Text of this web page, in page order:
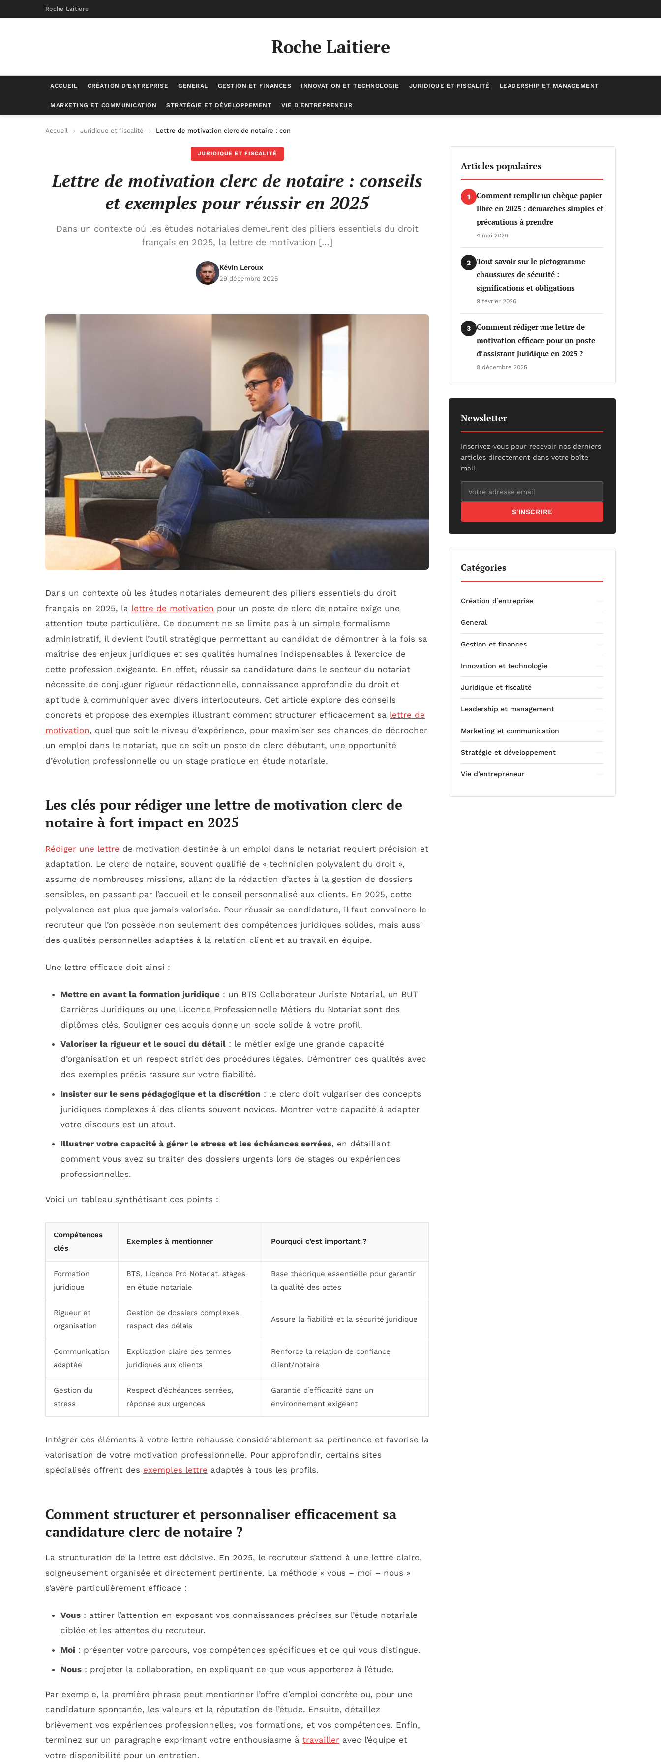
Roche Laitiere
Roche Laitiere
ACCUEIL CRÉATION D’ENTREPRISE GENERAL GESTION ET FINANCES INNOVATION ET TECHNOLOGIE JURIDIQUE ET FISCALITÉ LEADERSHIP ET MANAGEMENT
MARKETING ET COMMUNICATION STRATÉGIE ET DÉVELOPPEMENT VIE D’ENTREPRENEUR
Accueil Juridique et fiscalité Lettre de motivation clerc de notaire : conseils et exemples pour réussir en 2025
JURIDIQUE ET FISCALITÉ
Lettre de motivation clerc de notaire : conseils
et exemples pour réussir en 2025
Dans un contexte où les études notariales demeurent des piliers essentiels du droit
français en 2025, la lettre de motivation […]
Kévin Leroux
29 décembre 2025
Dans un contexte où les études notariales demeurent des piliers essentiels du droit
français en 2025, la lettre de motivation pour un poste de clerc de notaire exige une
attention toute particulière. Ce document ne se limite pas à un simple formalisme
administratif, il devient l’outil stratégique permettant au candidat de démontrer à la fois sa
maîtrise des enjeux juridiques et ses qualités humaines indispensables à l’exercice de
cette profession exigeante. En effet, réussir sa candidature dans le secteur du notariat
nécessite de conjuguer rigueur rédactionnelle, connaissance approfondie du droit et
aptitude à communiquer avec divers interlocuteurs. Cet article explore des conseils
concrets et propose des exemples illustrant comment structurer efficacement sa lettre de
motivation, quel que soit le niveau d’expérience, pour maximiser ses chances de décrocher
un emploi dans le notariat, que ce soit un poste de clerc débutant, une opportunité
d’évolution professionnelle ou un stage pratique en étude notariale.
Les clés pour rédiger une lettre de motivation clerc de
notaire à fort impact en 2025
Rédiger une lettre de motivation destinée à un emploi dans le notariat requiert précision et
adaptation. Le clerc de notaire, souvent qualifié de « technicien polyvalent du droit »,
assume de nombreuses missions, allant de la rédaction d’actes à la gestion de dossiers
sensibles, en passant par l’accueil et le conseil personnalisé aux clients. En 2025, cette
polyvalence est plus que jamais valorisée. Pour réussir sa candidature, il faut convaincre le
recruteur que l’on possède non seulement des compétences juridiques solides, mais aussi
des qualités personnelles adaptées à la relation client et au travail en équipe.
Une lettre efficace doit ainsi :
Mettre en avant la formation juridique: un BTS Collaborateur Juriste Notarial, un BUT
Carrières Juridiques ou une Licence Professionnelle Métiers du Notariat sont des
diplômes clés. Souligner ces acquis donne un socle solide à votre profil.
Valoriser la rigueur et le souci du détail: le métier exige une grande capacité
d’organisation et un respect strict des procédures légales. Démontrer ces qualités avec
des exemples précis rassure sur votre fiabilité.
Insister sur le sens pédagogique et la discrétion : le clerc doit vulgariser des concepts
juridiques complexes à des clients souvent novices. Montrer votre capacité à adapter
votre discours est un atout.
Illustrer votre capacité à gérer le stress et les échéances serrées, en détaillant
comment vous avez su traiter des dossiers urgents lors de stages ou expériences
professionnelles.
Voici un tableau synthétisant ces points :
Compétences
clés
Exemples à mentionner Pourquoi c’est important ?
Formation
juridique
BTS, Licence Pro Notariat, stages
en étude notariale
Base théorique essentielle pour garantir
la qualité des actes
Rigueur et
organisation
Gestion de dossiers complexes,
respect des délais
Assure la fiabilité et la sécurité juridique
Communication
adaptée
Explication claire des termes
juridiques aux clients
Renforce la relation de confiance
client/notaire
Gestion du
stress
Respect d’échéances serrées,
réponse aux urgences
Garantie d’efficacité dans un
environnement exigeant
Intégrer ces éléments à votre lettre rehausse considérablement sa pertinence et favorise la
valorisation de votre motivation professionnelle. Pour approfondir, certains sites
spécialisés offrent des exemples lettre adaptés à tous les profils.
Comment structurer et personnaliser efficacement sa
candidature clerc de notaire ?
La structuration de la lettre est décisive. En 2025, le recruteur s’attend à une lettre claire,
soigneusement organisée et directement pertinente. La méthode « vous – moi – nous »
s’avère particulièrement efficace :
Vous: attirer l’attention en exposant vos connaissances précises sur l’étude notariale
ciblée et les attentes du recruteur.
Moi : présenter votre parcours, vos compétences spécifiques et ce qui vous distingue.
Nous: projeter la collaboration, en expliquant ce que vous apporterez à l’étude.
Par exemple, la première phrase peut mentionner l’offre d’emploi concrète ou, pour une
candidature spontanée, les valeurs et la réputation de l’étude. Ensuite, détaillez
brièvement vos expériences professionnelles, vos formations, et vos compétences. Enfin,
terminez sur un paragraphe exprimant votre enthousiasme à travailler avec l’équipe et
votre disponibilité pour un entretien.
Articles populaires
1
Comment remplir un chèque papier
libre en 2025 : démarches simples et
précautions à prendre
4 mai 2026
2
Tout savoir sur le pictogramme
chaussures de sécurité :
significations et obligations
9 février 2026
3
Comment rédiger une lettre de
motivation efficace pour un poste
d’assistant juridique en 2025 ?
8 décembre 2025
Newsletter
Inscrivez-vous pour recevoir nos derniers
articles directement dans votre boîte
mail.
S'INSCRIRE
Catégories
Création d’entreprise
General
Gestion et finances
Innovation et technologie
Juridique et fiscalité
Leadership et management
Marketing et communication
Stratégie et développement
Vie d’entrepreneur